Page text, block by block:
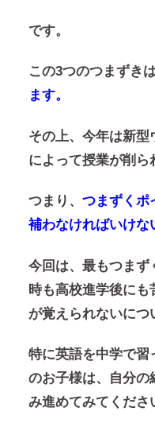
です。
この3つのつまずき
ます。
その上、今年は新
によって授業が削ら
つまり、 つまずくポ
補わなければいけな
今回は、最もつまず
時も高校進学後に
が覚えられないにつ
特に英語を中学で習
のお子様は、自分の
み進めてみてくださ